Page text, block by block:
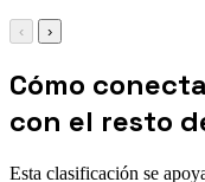
‹ ›
Cómo
con el resto
Esta clasificación se